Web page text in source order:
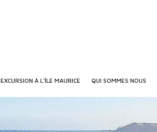
EXCURSION À L’ÎLE MAURICE QUI SOMMES NOUS